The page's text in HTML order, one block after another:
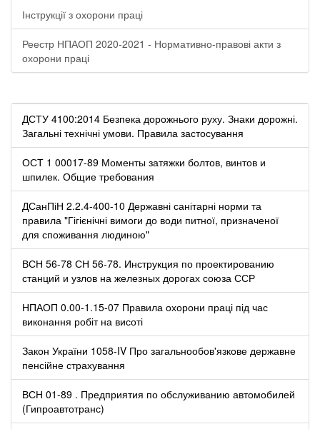
Інструкції з охорони праці
Реестр НПАОП 2020-2021 - Нормативно-правові акти з
охорони праці
ДСТУ 4100:2014 Безпека дорожнього руху. Знаки дорожні.
Загальні технічні умови. Правила застосування
ОСТ 1 00017-89 Моменты затяжки болтов, винтов и
шпилек. Общие требования
ДСанПіН 2.2.4-400-10 Державні санітарні норми та
правила "Гігієнічні вимоги до води питної, призначеної
для споживання людиною"
ВСН 56-78 СН 56-78. Инструкция по проектированию
станций и узлов на железных дорогах союза ССР
НПАОП 0.00-1.15-07 Правила охорони праці під час
виконання робіт на висоті
Закон України 1058-IV Про загальнообов'язкове державне
пенсійне страхування
ВСН 01-89 . Предприятия по обслуживанию автомобилей
(Гипроавтотранс)